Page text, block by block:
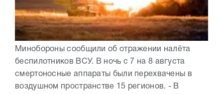
Минобороны сообщили об отражении налёта
беспилотников ВСУ. В ночь с 7 на 8 августа
смертоносные аппараты были перехвачены в
воздушном пространстве 15 регионов. - В